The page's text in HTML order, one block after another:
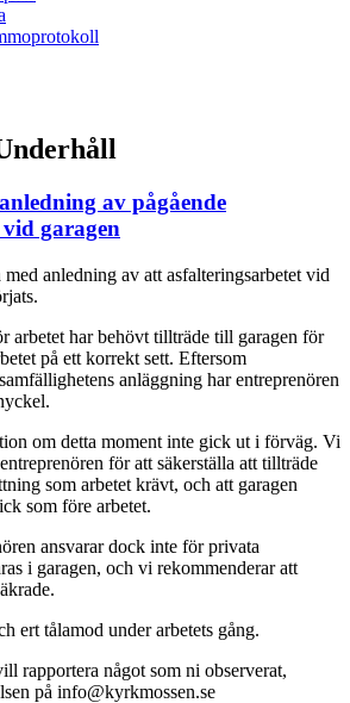
av pågående
garagen
anledning av att asfalteringsarbetet vid
arbetet har behövt tillträde till garagen för
på ett korrekt sett. Eftersom
anläggning har entreprenören
om detta moment inte gick ut i förväg. Vi
för att säkerställa att tillträde
som arbetet krävt, och att garagen
som före arbetet.
ansvarar dock inte för privata
i garagen, och vi rekommenderar att
ert tålamod under arbetets gång.
rapportera något som ni observerat,
på info@kyrkmossen.se